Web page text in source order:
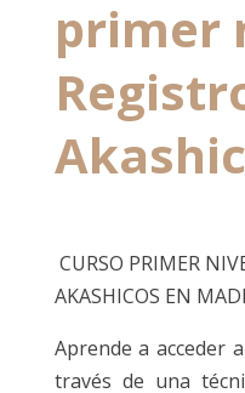
primer
CURSO PRIMER
AKASHICOS EN
Aprende a acceder
través de una